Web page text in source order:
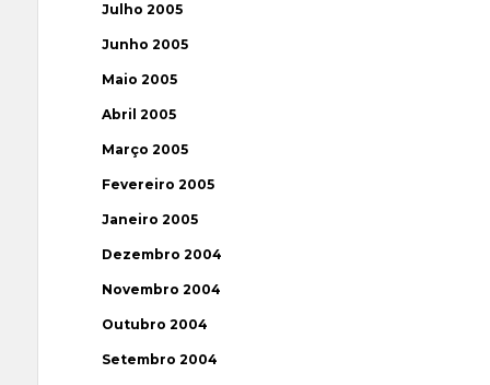
Julho 2005
Junho 2005
Maio 2005
Abril 2005
Março 2005
Fevereiro 2005
Janeiro 2005
Dezembro 2004
Novembro 2004
Outubro 2004
Setembro 2004